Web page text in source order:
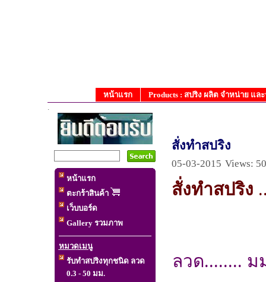
หน้าแรก
Products : สปริง ผลิต จำหน่าย แ
.
หน้าแรก
ตะกร้าสินค้า
เว็บบอร์ด
Gallery รวมภาพ
หมวดเมนู
รับทำสปริงทุกชนิด ลวด
0.3 - 50 มม.
สั่งทำสปริง
05-03-2015 Views:
สั่งทำสปริง
ลวด........ ม